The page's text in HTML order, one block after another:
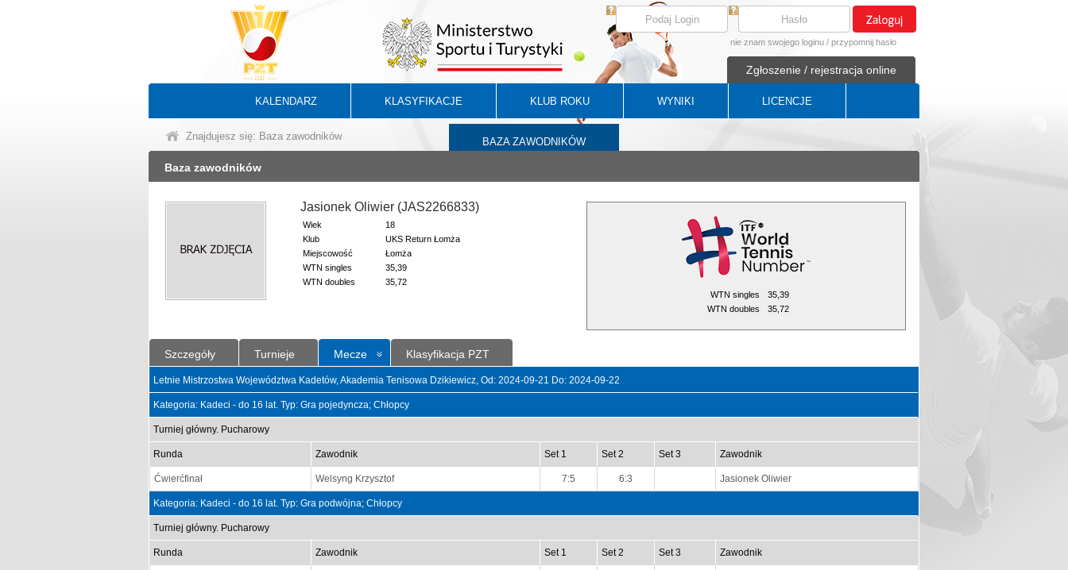
nie znam swojego loginu / przypomnij hasło
Zgłoszenie / rejestracja online
KALENDARZ KLASYFIKACJE KLUB ROKU WYNIKI LICENCJE
BAZA ZAWODNIKÓW
Znajdujesz się: Baza zawodników
Baza zawodników
Jasionek Oliwier (JAS2266833)
Wiek
18
Klub
UKS Return Łomża
Miejscowość
Łomża
WTN singles
35,39
WTN doubles
35,72
WTN singles
35,39
WTN doubles
35,72
Szczegóły Turnieje Mecze Klasyfikacja PZT
Letnie Mistrzostwa Województwa Kadetów, Akademia Tenisowa Dzikiewicz, Od: 2024-09-21 Do: 2024-09-22
Kategoria: Kadeci - do 16 lat. Typ: Gra pojedyncza; Chłopcy
Turniej główny. Pucharowy
Runda Zawodnik Set 1 Set 2 Set 3 Zawodnik
Ćwierćfinał Welsyng Krzysztof 7:5 6:3 Jasionek Oliwier
Kategoria: Kadeci - do 16 lat. Typ: Gra podwójna; Chłopcy
Turniej główny. Pucharowy
Runda Zawodnik Set 1 Set 2 Set 3 Zawodnik